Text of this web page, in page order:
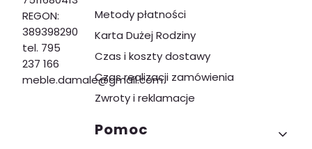
REGON:
389398290
tel. 795
237 166
meble.damale@gmail.com
Metody płatności
Karta Dużej Rodziny
Czas i koszty dostawy
Czas realizacji zamówienia
Zwroty i reklamacje
Pomoc